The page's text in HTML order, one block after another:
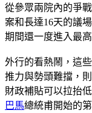
從參眾兩院內的爭
案和長達16天的議
期間還一度進入最
外行的看熱鬧，這
推力與勢頭難擋，
財政補貼可以拉抬
巴馬總統甫開始的